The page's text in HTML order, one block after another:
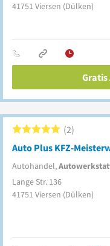
41751 Viersen (Dülken)
Gratis
Auto Plus KFZ-
Autohandel,
2
Lange Str. 136
41751 Viersen (Dülken)